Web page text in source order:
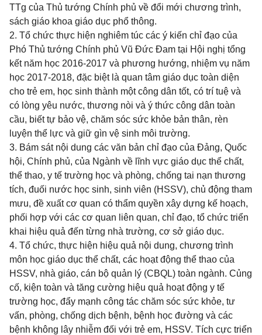
TTg của Thủ tướng Chính phủ về đổi mới chương trình,
sách giáo khoa giáo dục phổ thông.
2. Tổ chức thực hiện nghiêm túc các ý kiến chỉ đạo của
Phó Thủ tướng Chính phủ Vũ Đức Đam tại Hội nghị tổng
kết năm học 2016-2017 và phương hướng, nhiệm vụ năm
học 2017-2018, đặc biệt là quan tâm giáo dục toàn diện
cho trẻ em, học sinh thành một công dân tốt, có trí tuệ và
có lòng yêu nước, thương nòi và ý thức công dân toàn
cầu, biết tự bảo vệ, chăm sóc sức khỏe bản thân, rèn
luyện thể lực và giữ gìn vệ sinh môi trường.
3. Bám sát nội dung các văn bản chỉ đạo của Đảng, Quốc
hội, Chính phủ, của Ngành về lĩnh vực giáo dục thể chất,
thể thao, y tế trường học và phòng, chống tai nạn thương
tích, đuối nước học sinh, sinh viên (HSSV), chủ động tham
mưu, đề xuất cơ quan có thẩm quyền xây dựng kế hoạch,
phối hợp với các cơ quan liên quan, chỉ đạo, tổ chức triển
khai hiệu quả đến từng nhà trường, cơ sở giáo dục.
4. Tổ chức, thực hiện hiệu quả nội dung, chương trình
môn học giáo dục thể chất, các hoạt động thể thao của
HSSV, nhà giáo, cán bộ quản lý (CBQL) toàn ngành. Củng
cố, kiện toàn và tăng cường hiệu quả hoạt động y tế
trường học, đẩy mạnh công tác chăm sóc sức khỏe, tư
vấn, phòng, chống dịch bệnh, bệnh học đường và các
bệnh không lây nhiễm đối với trẻ em, HSSV. Tích cực triển